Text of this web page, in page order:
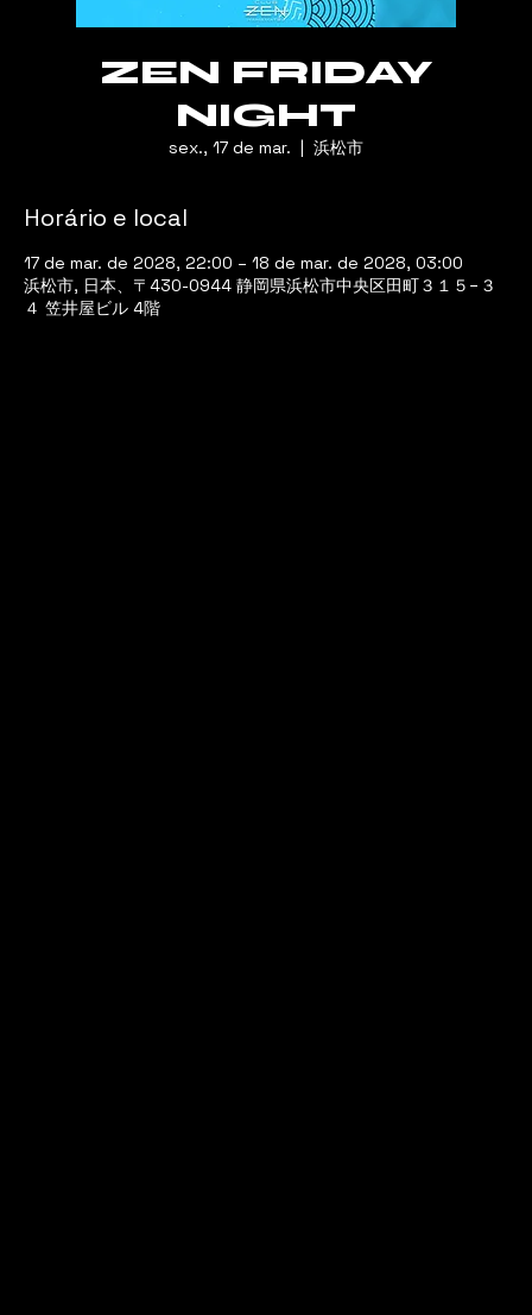
ZEN FRIDAY
NIGHT
sex., 17 de mar.
  |
浜松市
Horário e local
17 de mar. de 2028, 22:00 – 18 de mar. de 2028, 03:00
浜松市, 日本、〒430-0944 静岡県浜松市中央区田町３１５−３
４ 笠井屋ビル 4階